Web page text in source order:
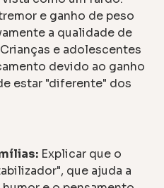
e ganho de peso
a qualidade de
e adolescentes
devido ao ganho
estar "diferente" dos
Explicar que o
que ajuda a